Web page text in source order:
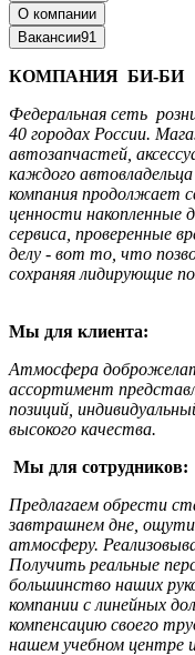
О компании
Вакансии91
КОМПАНИЯ БИ-БИ
Федеральная сеть
40 городах России.
автозапчастей,
каждого
компания продолжает
ценности
сервиса, проверенные
делу - вот то, что
сохраняя лидирующие
Мы для клиента:
Атмосфера
ассортимент
позиций,
высокого качества.
Мы для сотрудников:
Предлагаем обрести
завтрашнем дне,
атмосферу.
Получить реальные
большинство наших
компании с линейных
компенсацию своего
нашем учебном центре